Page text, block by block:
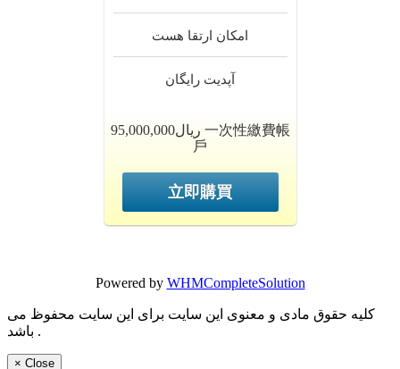
امکان ارتقا هست
آپدیت رایگان
95,000,000ریال 一次性繳費帳
戶
立即購買
Powered by WHMCompleteSolution
کلیه حقوق مادی و معنوی این سایت برای این سایت محفوظ می
باشد .
× Close